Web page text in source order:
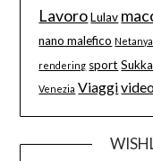
Lavoro Lulav
nano malefico Netanya
rendering sport Sukka
Venezia Viaggi